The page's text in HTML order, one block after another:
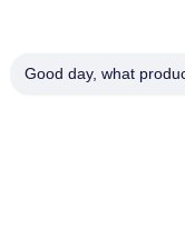
Magnetic Grid per
Good day, what